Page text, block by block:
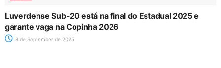
Luverdense Sub-20 está na final do Estadual 2025 e
garante vaga na Copinha 2026
8 de September de 2025